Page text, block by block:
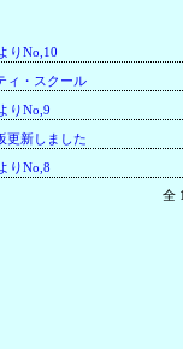
りNo,10
ィ・スクール
りNo,9
更新しました
りNo,8